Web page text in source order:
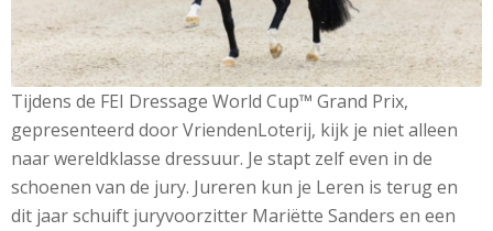
Tijdens de FEI Dressage World Cup™ Grand Prix,
gepresenteerd door VriendenLoterij, kijk je niet alleen
naar wereldklasse dressuur. Je stapt zelf even in de
schoenen van de jury. Jureren kun je Leren is terug en
dit jaar schuift juryvoorzitter Mariëtte Sanders en een